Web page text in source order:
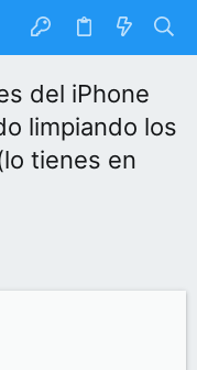
del iPhone
limpiando los
tienes en